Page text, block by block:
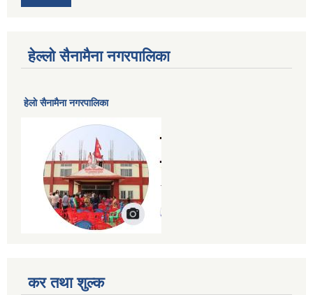
हेल्लो सैनामैना नगरपालिका
हेलाे सैनामैना नगरपालिका
कर तथा शुल्क